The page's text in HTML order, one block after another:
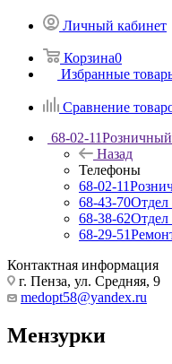
Личный кабинет
Корзина0
Избранные
Сравнение
68-02-11
Назад
Телефоны
68-02-11
68-43-70Отдел
68-38-62Отдел
68-29-51
Контактная информация
г. Пенза, ул. Средняя, 9
medopt58@yandex.ru
Мензурки